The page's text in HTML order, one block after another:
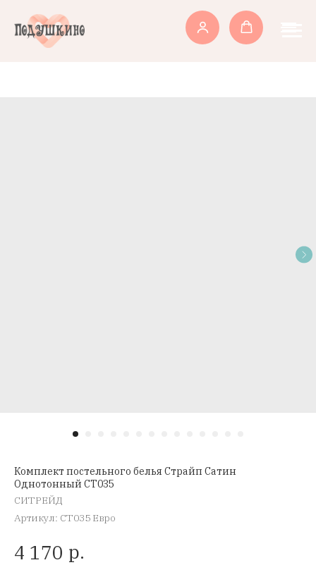
Комплект постельного белья Страйп Сатин
Однотонный CT035
СИТРЕЙД
Артикул: CT035 Евро
4 170 р.